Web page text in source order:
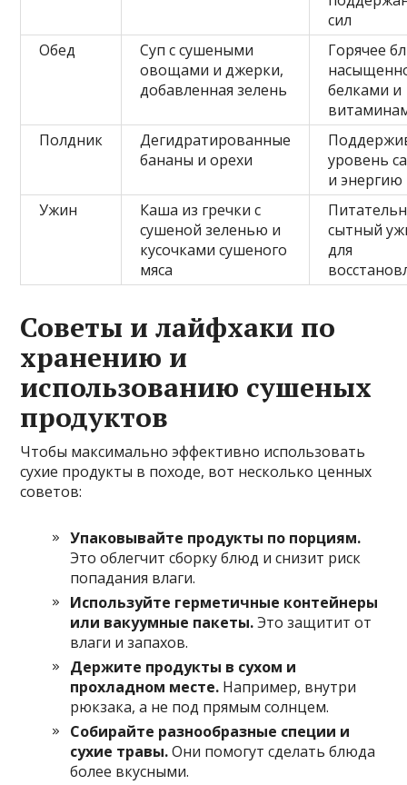
сил
Обед
Суп с сушеными
овощами и джерки,
добавленная зелень
Горячее
белками и
Полдник
Дегидратированные
бананы и орехи
уровень
и энергию
Ужин
Каша из гречки с
сушеной зеленью и
кусочками сушеного
мяса
сытный
для
Советы и лайфхаки по
хранению и
использованию сушеных
продуктов
Чтобы максимально эффективно использовать
сухие продукты в походе, вот несколько ценных
советов:
Упаковывайте продукты по порциям.
Это облегчит сборку блюд и снизит риск
попадания влаги.
Используйте герметичные контейнеры
или вакуумные пакеты.Это защитит от
влаги и запахов.
Держите продукты в сухом и
прохладном месте. Например, внутри
рюкзака, а не под прямым солнцем.
Собирайте разнообразные специи и
сухие травы.Они помогут сделать блюда
более вкусными.